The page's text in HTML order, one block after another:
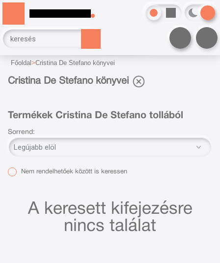
Főoldal Cristina De Stefano könyvei
Cristina De Stefano könyvei
Termékek Cristina De Stefano tollából
Sorrend:
Nem rendelhetőek között is keressen
A keresett kifejezésre
nincs találat